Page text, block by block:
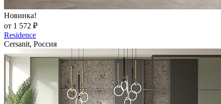
Новинка!
от 1 572 ₽
Residence
Cersanit, Россия